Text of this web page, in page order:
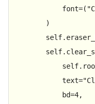
            font=(
        )
            text=
            bd=
4,